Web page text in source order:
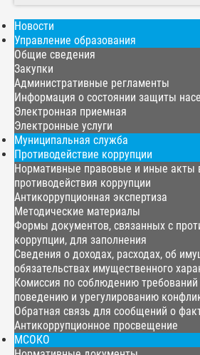
Новости
Управление образования
Общие сведения
Закупки
Административные регламенты
Информация о состоянии защиты
Электронная приемная
Электронные услуги
Муниципальная служба
Противодействие коррупции
Нормативные правовые и иные акты
противодействия коррупции
Антикоррупционная экспертиза
Методические материалы
Формы документов, связанных с
коррупции, для заполнения
Сведения о доходах, расходах, об
обязательствах имущественного
Комиссия по соблюдению
поведению и урегулированию
Обратная связь для сообщений о
Антикоррупционное просвещение
МСОКО